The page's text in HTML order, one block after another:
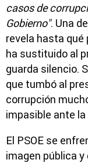
casos de
Gobierno". Una
revela hasta
ha sustituido al
guarda silencio.
que tumbó al
corrupción
impasible ante la
El PSOE se
imagen pública